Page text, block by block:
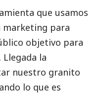
que usamos
marketing para
objetivo para
la
nuestro granito
lo que es